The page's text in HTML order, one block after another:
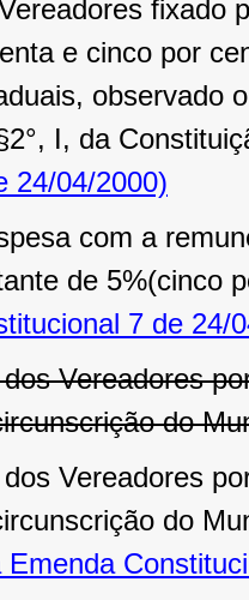
fixado
e cinco por
observado
I, da
24/04/2000)
com a
de 5%(cinco
7 de 24/
Vereadores
do
Vereadores
do